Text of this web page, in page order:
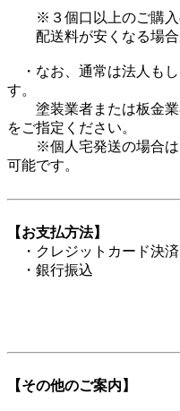
※３個口以上のご購入
配送料が安くなる場合
・なお、通常は法人もし
す。
塗装業者または板金業
をご指定ください。
※個人宅発送の場合は
可能です。
【お支払方法】
・クレジットカード決済
・銀行振込
【その他のご案内】